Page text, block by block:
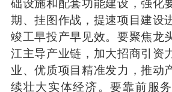
期、挂图作战，提速项目建设
竣工早投产早见效。要聚焦龙
江主导产业链，加大招商引资
业、优质项目精准发力，推动
续壮大实体经济。要靠前服